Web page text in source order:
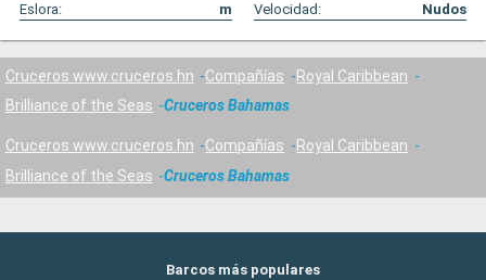
Eslora:
m Velocidad: Nudos
Cruceros www.cruceros.hn Compañías
Royal Caribbean
Brilliance of the Seas
Cruceros Bahamas
Cruceros www.cruceros.hn Compañías
Royal Caribbean
Brilliance of the Seas
Cruceros Bahamas
Barcos más populares